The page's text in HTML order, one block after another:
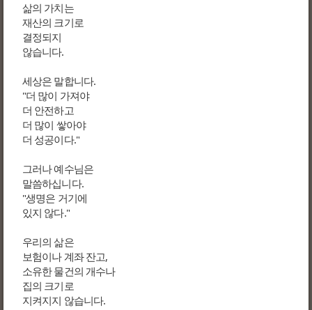
삶의 가치는
재산의 크기로
결정되지
않습니다.
세상은 말합니다.
"더 많이 가져야
더 안전하고
더 많이 쌓아야
더 성공이다."
그러나 예수님은
말씀하십니다.
"생명은 거기에
있지 않다."
우리의 삶은
보험이나 계좌 잔고,
소유한 물건의 개수나
집의 크기로
지켜지지 않습니다.